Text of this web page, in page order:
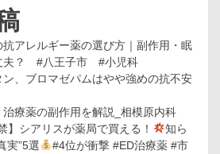
抗アレルギー薬の選び方｜副作用・眠
夫？ #八王子市 #小児科
ン、ブロマゼパムはやや強めの抗不安
療薬の副作用を解説_相模原内科
】シアリスが薬局で買える！
知ら
実”5選
#4位が衝撃 #ED治療薬 #市